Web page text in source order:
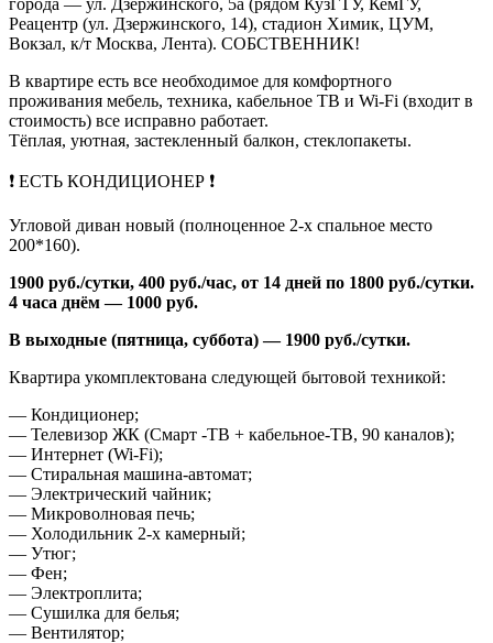
Реацентр (ул. Дзержинского, 14), стадион Химик, ЦУМ,
Вокзал, к/т Москва, Лента). СОБСТВЕННИК!
В квартире есть все необходимое для комфортного
проживания мебель, техника, кабельное ТВ и Wi-Fi (входит в
стоимость) все исправно работает.
Тёплая, уютная, застекленный балкон, стеклопакеты.
❗️ ЕСТЬ КОНДИЦИОНЕР ❗️
Угловой диван новый (полноценное 2-х спальное место
200*160).
1900 руб./сутки, 400 руб./час, от 14 дней по 1800 руб./сутки.
4 часа днём — 1000 руб.
В выходные (пятница, суббота) — 1900 руб./сутки.
Квартира укомплектована следующей бытовой техникой:
— Кондиционер;
— Телевизор ЖК (Смарт -ТВ + кабельное-ТВ, 90 каналов);
— Интернет (Wi-Fi);
— Стиральная машина-автомат;
— Электрический чайник;
— Микроволновая печь;
— Холодильник 2-х камерный;
— Утюг;
— Фен;
— Электроплита;
— Сушилка для белья;
— Вентилятор;